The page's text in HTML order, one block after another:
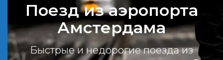
Поезд из аэропорта
Амстердама
Быстрые и недорогие поезда из